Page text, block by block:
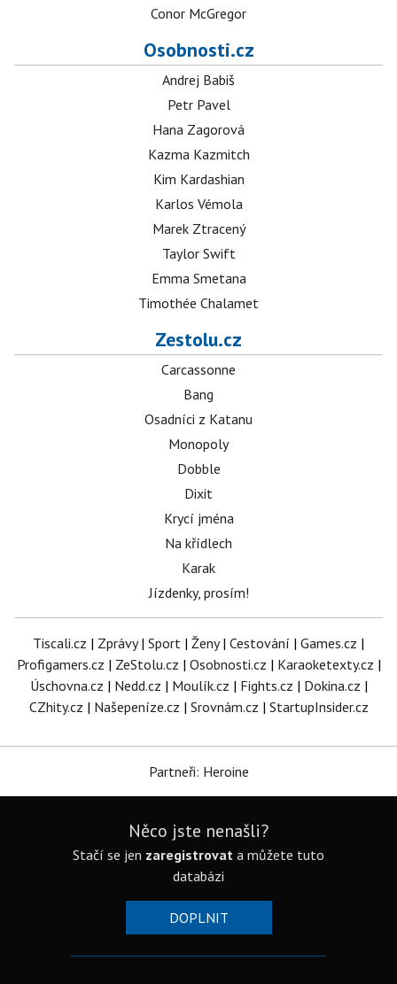
Conor McGregor
Osobnosti.cz
Andrej Babiš
Petr Pavel
Hana Zagorová
Kazma Kazmitch
Kim Kardashian
Karlos Vémola
Marek Ztracený
Taylor Swift
Emma Smetana
Timothée Chalamet
Zestolu.cz
Carcassonne
Bang
Osadníci z Katanu
Monopoly
Dobble
Dixit
Krycí jména
Na křídlech
Karak
Jízdenky, prosím!
Tiscali.cz | Zprávy| Sport | Ženy| Cestování | Games.cz |
Profigamers.cz | ZeStolu.cz | Osobnosti.cz | Karaoketexty.cz |
Úschovna.cz | Nedd.cz | Moulík.cz | Fights.cz | Dokina.cz |
CZhity.cz | Našepeníze.cz | Srovnám.cz | StartupInsider.cz
Partneři: Heroine
Něco jste nenašli?
Stačí se jen zaregistrovat a můžete tuto
databázi
DOPLNIT